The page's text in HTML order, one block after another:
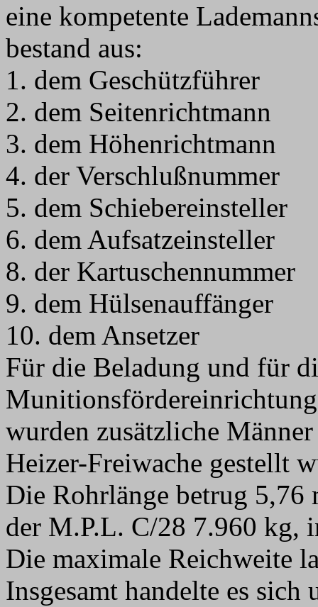
eine kompetente
bestand aus:
1. dem Geschützführer
2. dem Seitenrichtmann
3. dem Höhenrichtmann
4. der Verschlußnummer
5. dem Schiebereinsteller
6. dem Aufsatzeinsteller
8. der Kartuschennummer
9. dem Hülsenauffänger
10. dem Ansetzer
Für die Beladung und für
wurden zusätzliche
Heizer-Freiwache gestellt
Die Rohrlänge betrug 5,76
der M.P.L. C/28 7.960 kg,
Die maximale Reichweite
Insgesamt handelte es